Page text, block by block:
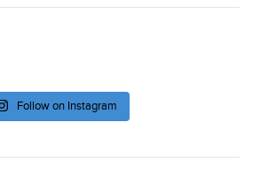
Follow on Instagram